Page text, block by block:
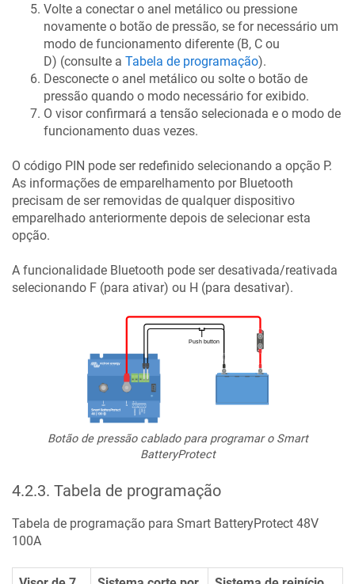
Volte a conectar o anel metálico ou pressione
novamente o botão de pressão, se for necessário um
modo de funcionamento diferente (B, C ou
D) (consulte a Tabela de programação).
Desconecte o anel metálico ou solte o botão de
pressão quando o modo necessário for exibido.
O visor confirmará a tensão selecionada e o modo de
funcionamento duas vezes.
O código PIN pode ser redefinido selecionando a opção P.
As informações de emparelhamento por Bluetooth
precisam de ser removidas de qualquer dispositivo
emparelhado anteriormente depois de selecionar esta
opção.
A funcionalidade Bluetooth pode ser desativada/reativada
selecionando F (para ativar) ou H (para desativar).
Botão de pressão cablado para programar o Smart
BatteryProtect
4.2.3. Tabela de programação
Tabela de programação para Smart BatteryProtect 48V
100A